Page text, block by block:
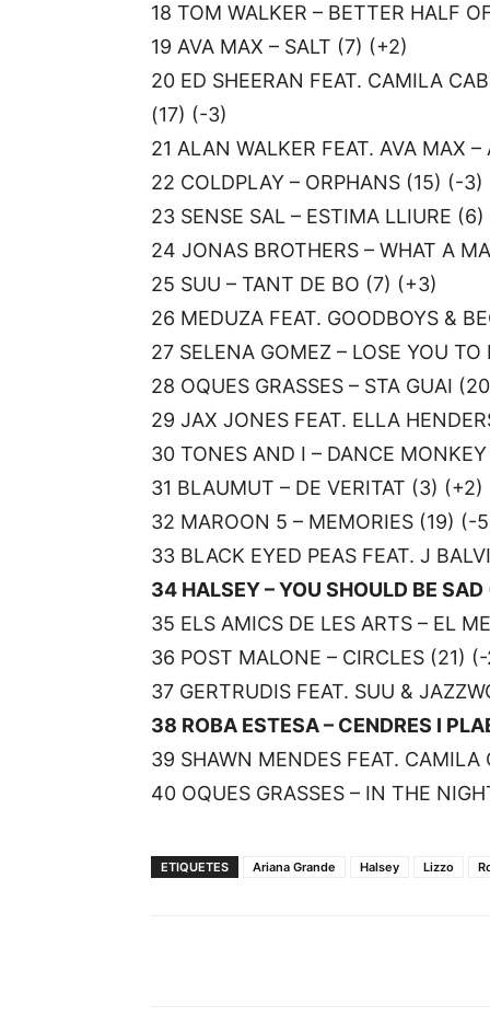
18 TOM WALKER – BETTER HALF
19 AVA MAX – SALT (7) (+2)
20 ED SHEERAN FEAT. CAMILA
(17) (-3)
21 ALAN WALKER FEAT. AVA MAX
22 COLDPLAY – ORPHANS (15) (-3)
23 SENSE SAL – ESTIMA LLIURE
24 JONAS BROTHERS – WHAT A
25 SUU – TANT DE BO (7) (+3)
26 MEDUZA FEAT. GOODBOYS &
27 SELENA GOMEZ – LOSE YOU
28 OQUES GRASSES – STA GUAI
29 JAX JONES FEAT. ELLA
30 TONES AND I – DANCE
31 BLAUMUT – DE VERITAT (3) (+2)
32 MAROON 5 – MEMORIES (19) (-
33 BLACK EYED PEAS FEAT. J
34 HALSEY – YOU SHOULD BE SAD
35 ELS AMICS DE LES ARTS – EL
36 POST MALONE – CIRCLES (21)
37 GERTRUDIS FEAT. SUU &
38 ROBA ESTESA – CENDRES I
39 SHAWN MENDES FEAT.
40 OQUES GRASSES – IN THE
ETIQUETES Ariana Grande Halsey Lizzo